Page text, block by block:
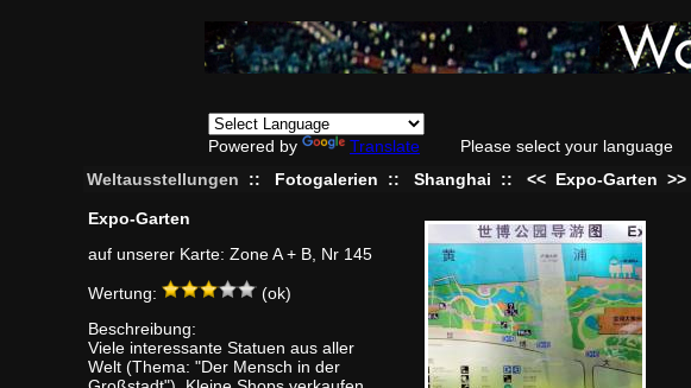
Powered by Translate Please select your language
Weltausstellungen :: Fotogalerien :: Shanghai :: << Expo-Garten >>
Expo-Garten
auf unserer Karte: Zone A + B, Nr 145
Wertung:
(ok)
Beschreibung:
Viele interessante Statuen aus aller
Welt (Thema: "Der Mensch in der